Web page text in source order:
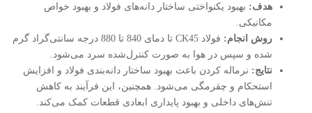
هدف: بهبود یکنواختی ساختار دانه‌های فولاد و بهبود خواص
مکانیکی.
روش انجام:
فولاد CK45 تا دمای 840 تا 880 درجه سانتی‌گراد گرم
شده و سپس در هوا به صورت کنترل‌شده سرد می‌شود.
نتایج: نرماله کردن باعث بهبود ساختار دانه‌بندی فولاد و افزایش
استحکام و چقرمگی می‌شود. همچنین، این فرآیند به کاهش
تنش‌های داخلی و بهبود پایداری ابعادی قطعات کمک می‌کند.